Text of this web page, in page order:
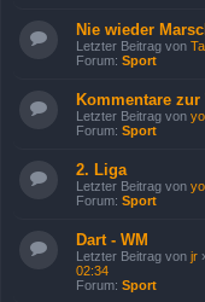
Nie wieder
Letzter Beitrag von
Forum: Sport
Kommentare
Letzter Beitrag von
Forum: Sport
2. Liga
Letzter Beitrag von
Forum: Sport
Dart - WM
Letzter Beitrag von jr
02:34
Forum: Sport